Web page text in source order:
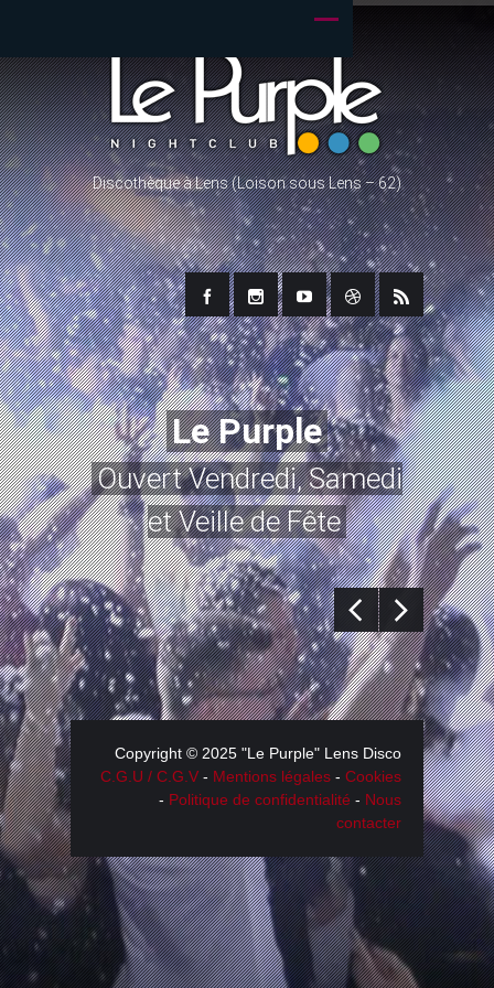
Discothèque à Lens (Loison sous Lens – 62)
Le Purple
Ouvert Vendredi, Samedi
et Veille de Fête
Copyright © 2025 "Le Purple" Lens Disco
C.G.U / C.G.V - Mentions légales - Cookies
- Politique de confidentialité - Nous
contacter